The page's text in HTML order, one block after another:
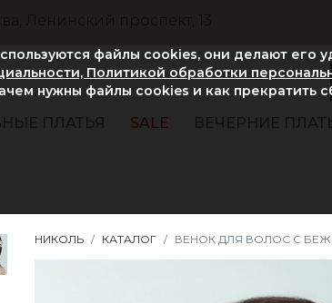
Ленинский проспект, 13
ПЛАТЬЯ SALE ВЕЧЕРНИЕ
НИКОЛЬ КАТАЛОГ ВЕНОК ДЛЯ ВОЛОС С
файлы cookies, они делают его
Политикой обработки
нужны файлы сookies и как прекратить